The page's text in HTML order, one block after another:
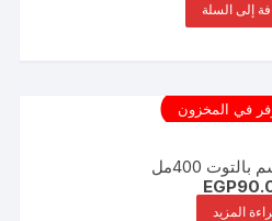
إلى السلة
في المخزون
400مل
EGP
المزيد